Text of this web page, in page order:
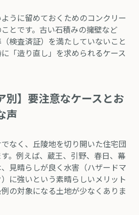
うに留めておくためのコンクリー
とです。古い石積みの擁壁など
検査済証）を満たしていないこと
「造り直し」を求められるケース
別】要注意なケースとお
声
なく、丘陵地を切り開いた住宅団
。例えば、 蔵王、引野、春日、幕
見晴らしが良く水害（ハザードマ
に強いという素晴らしいメリット
の対象になる土地が少なくありま